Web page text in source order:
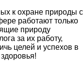
к охране природы с
работают только
природу
за их работу,
целей и успехов в
здоровья!